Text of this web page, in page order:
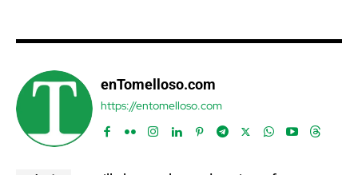
enTomelloso.com
https://entomelloso.com